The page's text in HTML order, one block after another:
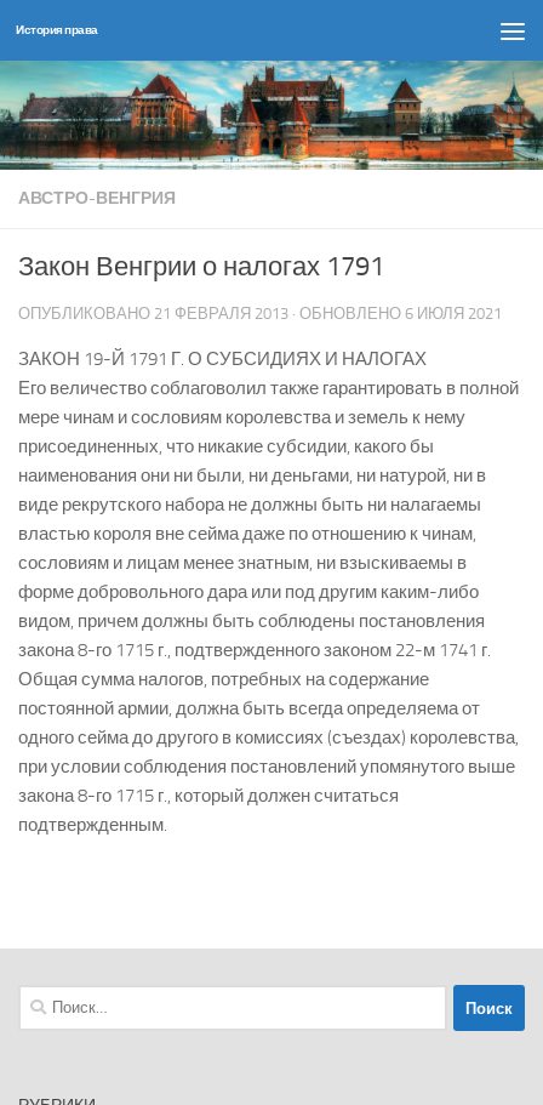
Перейти к содержимому
История права
АВСТРО-ВЕНГРИЯ
Закон Венгрии о налогах 1791
ОПУБЛИКОВАНО 21 ФЕВРАЛЯ 2013 · ОБНОВЛЕНО 6 ИЮЛЯ 2021
ЗАКОН 19-Й 1791 Г. О СУБСИДИЯХ И НАЛОГАХ
Его величество соблаговолил также гарантировать в полной
мере чинам и сословиям королевства и земель к нему
присоединенных, что никакие субсидии, какого бы
наименования они ни были, ни деньгами, ни натурой, ни в
виде рекрутского набора не должны быть ни налагаемы
властью короля вне сейма даже по отношению к чинам,
сословиям и лицам менее знатным, ни взыскиваемы в
форме добровольного дара или под другим каким-либо
видом, причем должны быть соблюдены постановления
закона 8-го 1715 г., подтвержденного законом 22-м 1741 г.
Общая сумма налогов, потребных на содержание
постоянной армии, должна быть всегда определяема от
одного сейма до другого в комиссиях (съездах) королевства,
при условии соблюдения постановлений упомянутого выше
закона 8-го 1715 г., который должен считаться
подтвержденным.
Найти: